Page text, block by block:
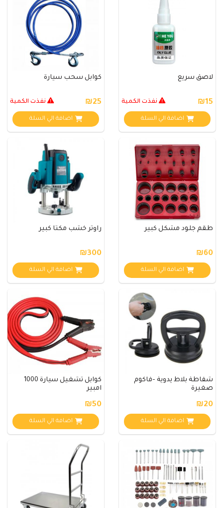
لاصق سريع
₪15 نفذت الكمية
اضافة الي السلة
كوابل سحب سيارة
₪25 نفذت الكمية
اضافة الي السلة
طقم جلود مشكل كبير
₪60
اضافة الي السلة
راوتر خشب مكتا كبير
₪300
اضافة الي السلة
شفاطة بلاط يدوية -فاكوم
صغيرة
₪20
اضافة الي السلة
كوابل تشغيل سيارة 1000
امبير
₪50
اضافة الي السلة